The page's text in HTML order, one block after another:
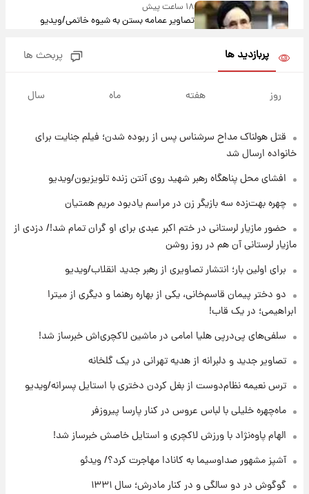
۱۸ ساعت پیش
تصاویر عمامه بستن به شیوه خاتمی/ویدیو
تلویزیون/ویدیو
۲۰ ساعت پیش
۲۰ ساعت پیش
پول به معشوقه با درآمد یوفا
۲۰ ساعت پیش
هشدار درباره کمبود یک ماده معدنی؛ خطر
آلزایمر و زوال عقل افزایش می‌یابد؟
۲۱ ساعت پیش
انتقاد تند پیمان طالبی از مسئولان استقلال در
پی رفتن رامین رضاییان+ عکس
۲۱ ساعت پیش
پربازدید ها پربحث ها
روز هفته ماه سال
قتل هولناک مداح سرشناس پس از ربوده شدن؛ فیلم جنایت برای
خانواده ارسال شد
افشای محل پناهگاه‌ رهبر شهید روی آنتن زنده تلویزیون/ویدیو
چهره بهت‌زده سه بازیگر زن در مراسم یادبود مریم همتیان
حضور مازیار لرستانی در ختم اکبر عبدی برای او گران تمام شد!/ دزدی از
مازیار لرستانی آن هم در روز روشن
برای اولین بار؛ انتشار تصاویری از رهبر جدید انقلاب/ویدیو
دو دختر پیمان قاسم‌خانی، یکی از بهاره رهنما و دیگری از میترا
ابراهیمی؛ در یک قاب!
سلفی‌های پی‌درپی هلیا امامی در ماشین لاکچری‌اش خبرساز شد!
تصاویر جدید و دلبرانه از هدیه تهرانی در یک گلخانه
ترس نعیمه نظام‌دوست از بغل کردن دختری با استایل پسرانه/ویدیو
ماه‌چهره خلیلی با لباس عروس در کنار پارسا پیروزفر
الهام پاوه‌نژاد با ورزش لاکچری و استایل خاصش خبرساز شد!
آشپز مشهور صداوسیما به کانادا مهاجرت کرد؟/ ویدئو
گوگوش در دو سالگی و در کنار مادرش؛ سال ۱۳۳۱